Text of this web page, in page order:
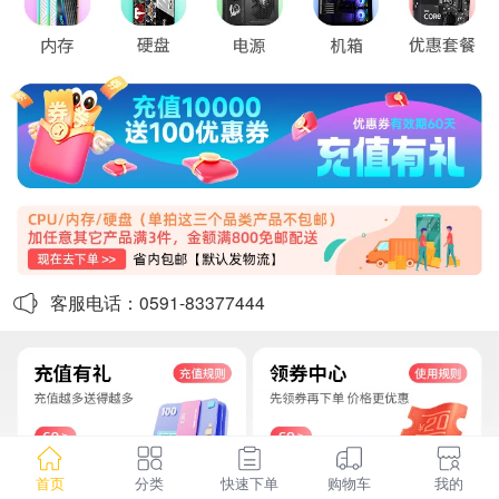
客服电话：0591-83377444
首页 分类 快速下单 购物车 我的